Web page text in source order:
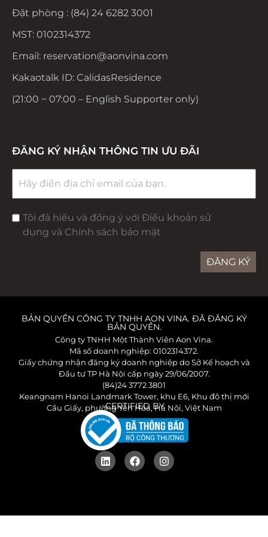
Đặt phòng : (84) 24 6282 3001
MST: 0102314372
Email: reservation@aonvina.com
Kakaotalk ID: CalidasResidence
(21:00 ~ 07:00 – English Supporter only)
ĐĂNG KÝ NHẬN THÔNG TIN ƯU ĐÃI
Tôi đã hiểu và đồng ý với Điều khoản sử
dụng và Chính sách bảo mật
ĐĂNG KÝ
BẢN QUYỀN CÔNG TY TNHH AON VINA. ĐÃ ĐĂNG KÝ
BẢN QUYỀN.
Công ty TNHH Một Thành Viên Aon Vina.
Mã số doanh nghiệp: 0102314372.
Giấy chứng nhận đăng ký doanh nghiệp do Sở Kế hoạch và
Đầu tư TP Hà Nội cấp ngày 29/06/2007.
(84)24 3772 3801
Keangnam Hanoi Landmark Tower, khu E6, Khu đô thị mới
Cầu Giấy, phường Yên Hòa, Hà Nội, Việt Nam
CERTIFIED BY